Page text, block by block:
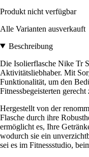
Produkt nicht verfügbar
Alle Varianten ausverkauft
Beschreibung
Die Isolierflasche Nike Tr
Aktivitätsliebhaber. Mit
Funktionalität, um den
Fitnessbegeisterten gerecht
Hergestellt von der
Flasche durch ihre
ermöglicht es, Ihre
wodurch sie ein
sei es im Fitnessstudio,